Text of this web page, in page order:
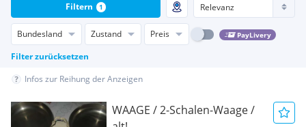
Bundesland Zustand Preis PayLivery
Filter zurücksetzen
Filtern 1
Infos zur Reihung der Anzeigen
WAAGE / 2-Schalen-Waage /